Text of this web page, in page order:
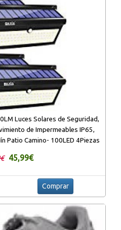
Luces Solares de Seguridad,
de Impermeables IP65,
Patio Camino- 100LED 4Piezas
45,99€
Comprar